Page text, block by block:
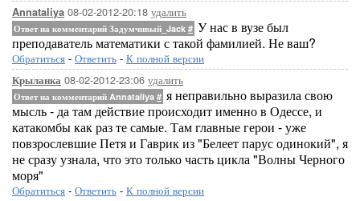
Annataliya 08-02-2012-20:18 удалить
Ответ на комментарий Задумчивый_Jack # У нас в вузе был
преподаватель математики с такой фамилией. Не ваш?
Обратиться - Ответить - К полной версии
Крыланка 08-02-2012-23:06 удалить
Ответ на комментарий Annataliya # я неправильно выразила свою
мысль - да там действие происходит именно в Одессе, и
катакомбы как раз те самые. Там главные герои - уже
повзрослевшие Петя и Гаврик из "Белеет парус одинокий", я
не сразу узнала, что это только часть цикла "Волны Черного
моря"
Обратиться - Ответить - К полной версии